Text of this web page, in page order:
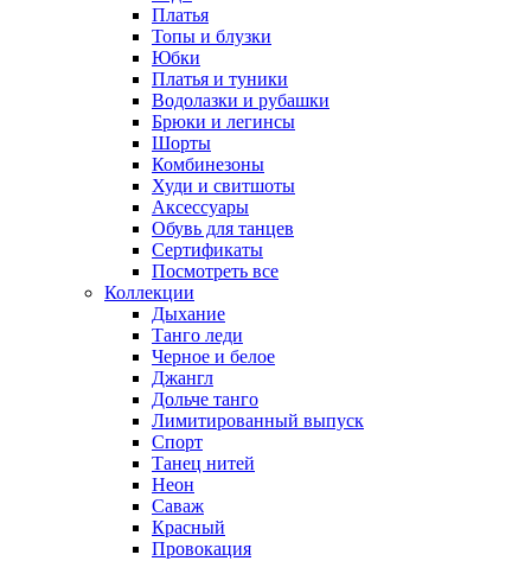
Платья
Топы и блузки
Юбки
Платья и туники
Водолазки и рубашки
Брюки и легинсы
Шорты
Комбинезоны
Худи и свитшоты
Аксессуары
Обувь для танцев
Сертификаты
Посмотреть все
Коллекции
Дыхание
Танго леди
Черное и белое
Джангл
Дольче танго
Лимитированный выпуск
Спорт
Танец нитей
Неон
Саваж
Красный
Провокация